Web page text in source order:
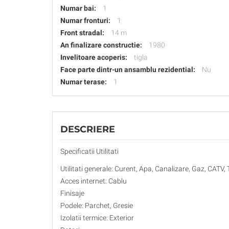
Numar bai:
1
Numar fronturi:
1
Front stradal:
14 m
An finalizare constructie:
1980
Invelitoare acoperis:
tigla
Face parte dintr-un ansamblu rezidential:
Nu
Numar terase:
1
DESCRIERE
Specificatii Utilitati
Utilitati generale: Curent, Apa, Canalizare, Gaz, CATV,
Acces internet: Cablu
Finisaje
Podele: Parchet, Gresie
Izolatii termice: Exterior